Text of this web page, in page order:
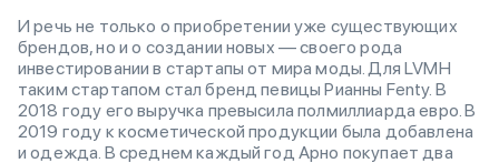
И речь не только о приобретении уже существующих
брендов, но и о создании новых — своего рода
инвестировании в стартапы от мира моды. Для LVMH
таким стартапом стал бренд певицы Рианны Fenty. В
2018 году его выручка превысила полмиллиарда евро. В
2019 году к косметической продукции была добавлена
и одежда. В среднем каждый год Арно покупает два